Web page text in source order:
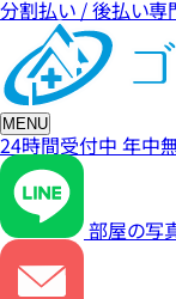
分割払い / 後払い専
MENU
24時間受付中 年中
部屋の写